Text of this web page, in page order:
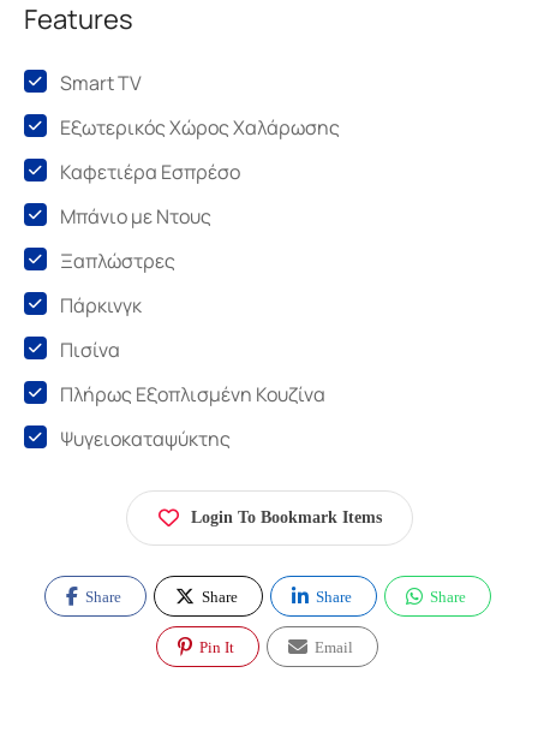
Features
Smart TV
Εξωτερικός Χώρος Χαλάρωσης
Καφετιέρα Εσπρέσο
Μπάνιο με Ντους
Ξαπλώστρες
Πάρκινγκ
Πισίνα
Πλήρως Εξοπλισμένη Κουζίνα
Ψυγειοκαταψύκτης
Login To Bookmark Items
Share Share Share Share
Pin It Email